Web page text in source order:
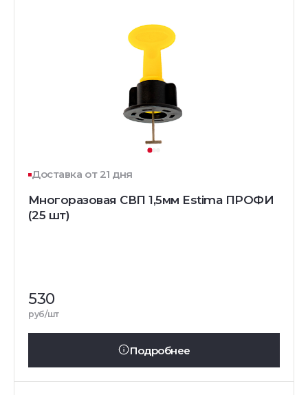
Доставка от 21 дня
Многоразовая СВП 1,5мм Estima ПРОФИ
(25 шт)
530
руб/шт
Подробнее